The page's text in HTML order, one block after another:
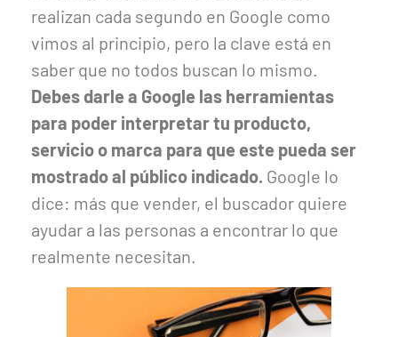
realizan cada segundo en Google como
vimos al principio, pero la clave está en
saber que no todos buscan lo mismo.
Debes darle a Google las herramientas
para poder interpretar tu producto,
servicio o marca para que este pueda ser
mostrado al público indicado. Google lo
dice: más que vender, el buscador quiere
ayudar a las personas a encontrar lo que
realmente necesitan.